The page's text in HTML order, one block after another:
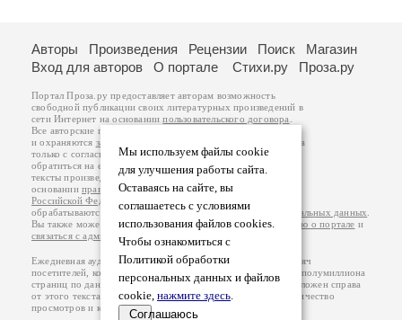
Мы используем файлы cookie
для улучшения работы сайта.
Оставаясь на сайте, вы
соглашаетесь с условиями
использования файлов cookies.
Чтобы ознакомиться с
Политикой обработки
персональных данных и файлов
cookie, нажмите здесь.
Соглашаюсь
Авторы Произведения Рецензии Поиск
Магазин
Вход для авторов
О портале Стихи.ру Проза.ру
Портал Проза.ру предоставляет авторам возможность
свободной публикации своих литературных произведений в
сети Интернет на основаниипользовательского договора
Все авторские права на произведения принадлежат авторам
и охраняются законом
. Перепечатка произведений возможна
только с согласия его автора, к которому вы можете
обратиться на его авторской странице. Ответственность за
тексты произведений авторы несут самостоятельно на
основанииправил публикацииизаконодательства
Российской Федерации
обрабатываются на основанииПолитики обработки персональных данных
Вы также можете посмотреть более подробнуюинформацию о портале и
связаться с администрацией
Ежедневная аудитория портала Проза.ру – порядка 100 тысяч
посетителей, которые в общей сумме просматривают более полумиллиона
страниц по данным счетчика посещаемости, который расположен справа
от этого текста. В каждой графе указано по две цифры: количество
просмотров и количество посетителей.